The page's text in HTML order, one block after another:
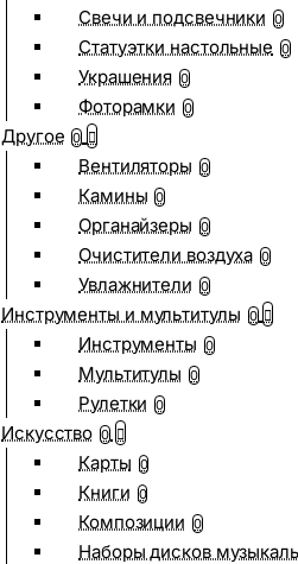
Свечи и подсвечники 0
Статуэтки настольные 0
Украшения 0
Фоторамки 0
Другое 0
Вентиляторы 0
Камины 0
Органайзеры 0
Очистители воздуха 0
Увлажнители 0
Инструменты и мультитулы 0
Инструменты 0
Мультитулы 0
Рулетки 0
Искусство 0
Карты 0
Книги 0
Композиции 0
Наборы дисков